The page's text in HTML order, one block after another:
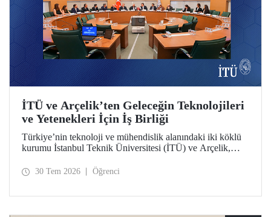
İTÜ ve Arçelik’ten Geleceğin Teknolojileri
ve Yetenekleri İçin İş Birliği
Türkiye’nin teknoloji ve mühendislik alanındaki iki köklü
kurumu İstanbul Teknik Üniversitesi (İTÜ) ve Arçelik,
imza attı. Protokol, ortak bilimsel araştırmalar ve yenilikçi
30 Tem 2026 Öğrenci